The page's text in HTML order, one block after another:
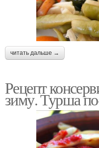
читать дальше →
Рецепт
зиму. Турша